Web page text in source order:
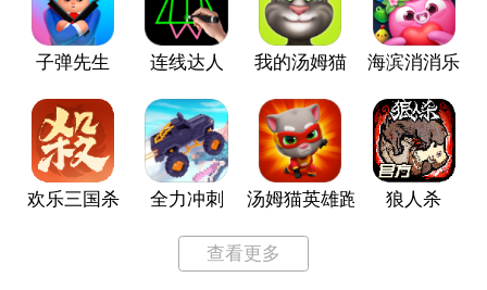
子弹先生 连线达人 我的汤姆猫 海滨消消乐
欢乐三国杀 全力冲刺 汤姆猫英雄跑酷 狼人杀
查看更多